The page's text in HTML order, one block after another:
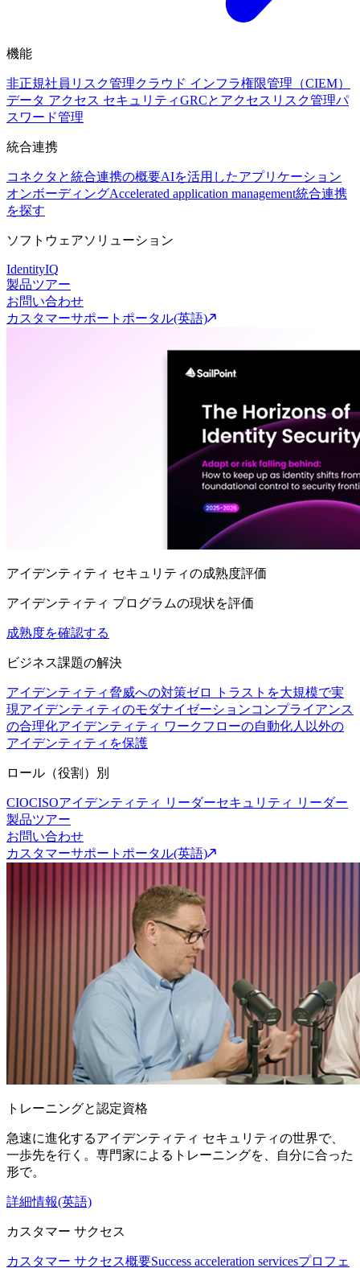
機能
非正規社員リスク管理クラウド インフラ権限管理（CIEM）
データ アクセス セキュリティGRCとアクセスリスク管理パ
スワード管理
統合連携
コネクタと統合連携の概要AIを活用したアプリケーション
オンボーディングAccelerated application management統合連携
を探す
ソフトウェアソリューション
IdentityIQ
製品ツアー
お問い合わせ
カスタマーサポートポータル(英語)
アイデンティティ セキュリティの成熟度評価
アイデンティティ プログラムの現状を評価
成熟度を確認する
ビジネス課題の解決
アイデンティティ脅威への対策ゼロ トラストを大規模で実
現アイデンティティのモダナイゼーションコンプライアンス
の合理化アイデンティティ ワークフローの自動化人以外の
アイデンティティを保護
ロール（役割）別
CIOCISOアイデンティティ リーダーセキュリティ リーダー
製品ツアー
お問い合わせ
カスタマーサポートポータル(英語)
トレーニングと認定資格
急速に進化するアイデンティティ セキュリティの世界で、
一歩先を行く。専門家によるトレーニングを、自分に合った
形で。
詳細情報(英語)
カスタマー サクセス
カスタマー サクセス概要Success acceleration servicesプロフェ